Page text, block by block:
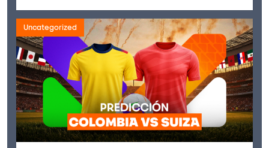
Uncategorized